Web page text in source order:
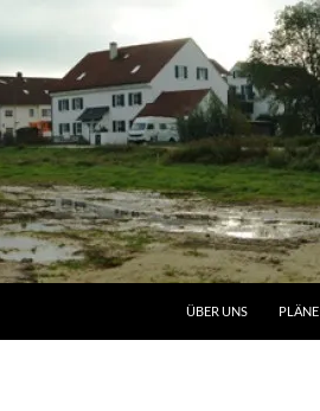
ÜBER UNS PLÄNE